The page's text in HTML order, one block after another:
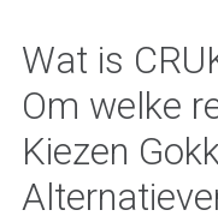
Wat is
Om welke
Kiezen